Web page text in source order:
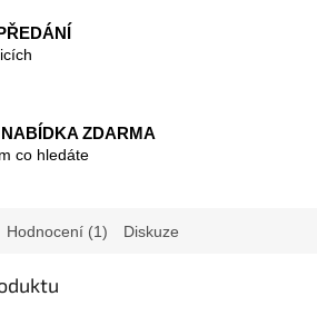
ZDARMA
co hledáte
Hodnocení (1) Diskuze